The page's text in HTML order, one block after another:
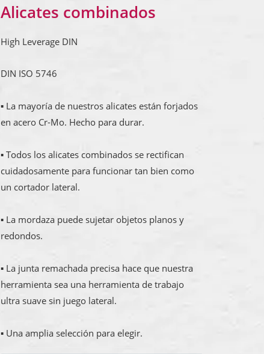
Alicates combinados
High Leverage DIN
DIN ISO 5746
▪ La mayoría de nuestros alicates están forjados
en acero Cr-Mo. Hecho para durar.
▪ Todos los alicates combinados se rectifican
cuidadosamente para funcionar tan bien como
un cortador lateral.
▪ La mordaza puede sujetar objetos planos y
redondos.
▪ La junta remachada precisa hace que nuestra
herramienta sea una herramienta de trabajo
ultra suave sin juego lateral.
▪ Una amplia selección para elegir.